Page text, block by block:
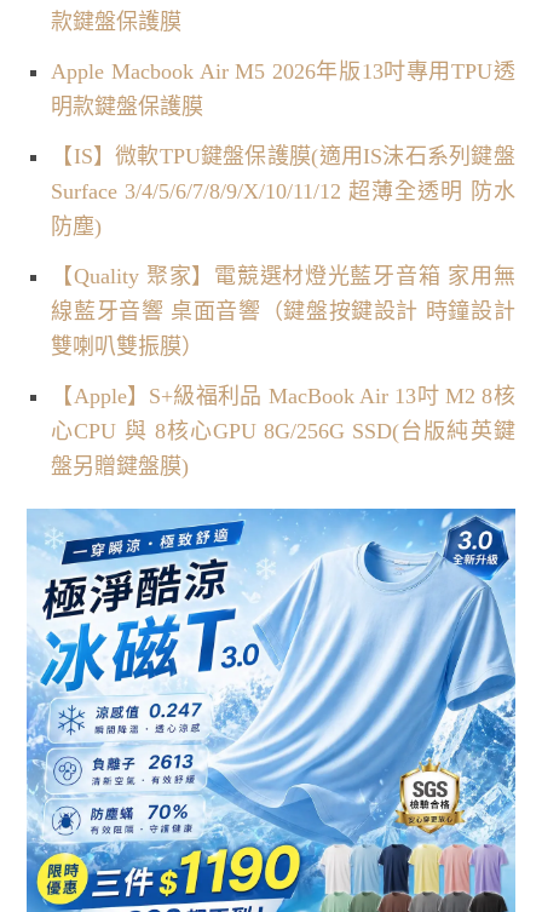
款鍵盤保護膜
Apple Macbook Air M5 2026年版13吋專用TPU透
明款鍵盤保護膜
【IS】微軟TPU鍵盤保護膜(適用IS沫石系列鍵盤
Surface 3/4/5/6/7/8/9/X/10/11/12 超薄全透明 防水
防塵)
【Quality 聚家】電競選材燈光藍牙音箱 家用無
線藍牙音響 桌面音響（鍵盤按鍵設計 時鐘設計
雙喇叭雙振膜）
【Apple】S+級福利品 MacBook Air 13吋 M2 8核
心CPU 與 8核心GPU 8G/256G SSD(台版純英鍵
盤另贈鍵盤膜)